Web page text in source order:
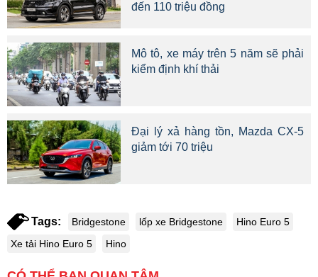
đến 110 triệu đồng
Mô tô, xe máy trên 5 năm sẽ phải
kiểm định khí thải
Đại lý xả hàng tồn, Mazda CX-5
giảm tới 70 triệu
Tags: Bridgestone lốp xe Bridgestone
Hino Euro 5
Xe tải Hino Euro 5
Hino